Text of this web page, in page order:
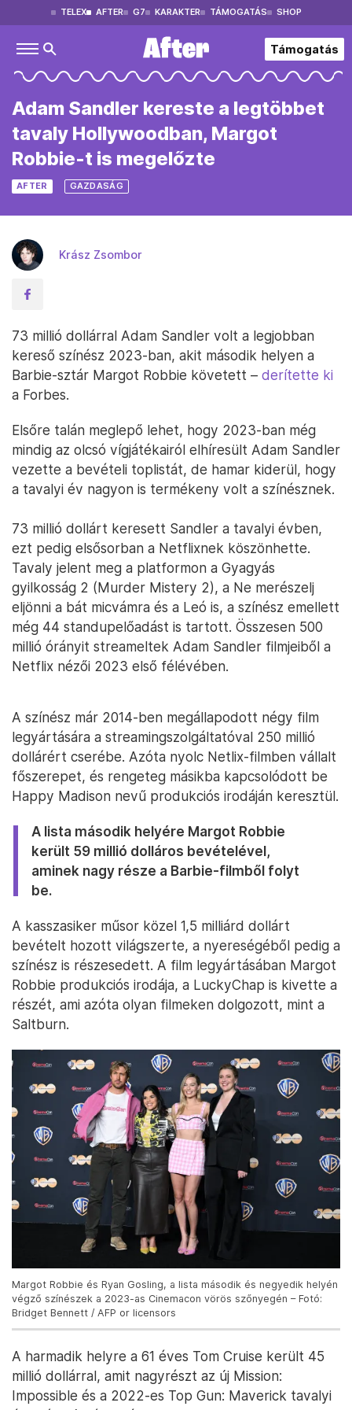
TELEX AFTER G7 KARAKTER TÁMOGATÁS SHOP
Támogatás
Adam Sandler kereste a legtöbbet
tavaly Hollywoodban, Margot
Robbie-t is megelőzte
AFTER GAZDASÁG
Krász Zsombor
73 millió dollárral Adam Sandler volt a legjobban
kereső színész 2023-ban, akit második helyen a
Barbie-sztár Margot Robbie követett – derítette ki
a Forbes.
Elsőre talán meglepő lehet, hogy 2023-ban még
mindig az olcsó vígjátékairól elhíresült Adam Sandler
vezette a bevételi toplistát, de hamar kiderül, hogy
a tavalyi év nagyon is termékeny volt a színésznek.
73 millió dollárt keresett Sandler a tavalyi évben,
ezt pedig elsősorban a Netflixnek köszönhette.
Tavaly jelent meg a platformon a Gyagyás
gyilkosság 2 (Murder Mistery 2), a Ne merészelj
eljönni a bát micvámra és a Leó is, a színész emellett
még 44 standupelőadást is tartott. Összesen 500
millió órányit streameltek Adam Sandler filmjeiből a
Netflix nézői 2023 első félévében.
A színész már 2014-ben megállapodott négy film
legyártására a streamingszolgáltatóval 250 millió
dollárért cserébe. Azóta nyolc Netlix-filmben vállalt
főszerepet, és rengeteg másikba kapcsolódott be
Happy Madison nevű produkciós irodáján keresztül.
A lista második helyére Margot Robbie
került 59 millió dolláros bevételével,
aminek nagy része a Barbie-filmből folyt
be.
A kasszasiker műsor közel 1,5 milliárd dollárt
bevételt hozott világszerte, a nyereségéből pedig a
színész is részesedett. A film legyártásában Margot
Robbie produkciós irodája, a LuckyChap is kivette a
részét, ami azóta olyan filmeken dolgozott, mint a
Saltburn.
Margot Robbie és Ryan Gosling, a lista második és negyedik helyén
végző színészek a 2023-as Cinemacon vörös szőnyegén – Fotó:
Bridget Bennett / AFP or licensors
A harmadik helyre a 61 éves Tom Cruise került 45
millió dollárral, amit nagyrészt az új Mission:
Impossible és a 2022-es Top Gun: Maverick tavalyi